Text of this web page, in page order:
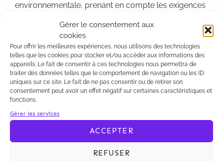
Gérer le consentement aux
cookies
Pour offrir les meilleures expériences, nous utilisons des technologies
telles que les cookies pour stocker et/ou accéder aux informations des
appareils. Le fait de consentir à ces technologies nous permettra de
traiter des données telles que le comportement de navigation ou les ID
uniques sur ce site. Le fait de ne pas consentir ou de retirer son
consentement peut avoir un effet négatif sur certaines caractéristiques et
fonctions.
Gérer les services
ACCEPTER
REFUSER
environnementale, prenant en compte les exigences
désormais plus en charge de l’évaluation au cas par
cas (C. envir., art. L122-1 II). Le V bis du même article
prévoit désormais que « l’autorité en charge de
l’examen au cas par cas et l’autorité
environnementale ne doivent pas se trouver dans
une position donnant lieu à un conflit d’intérêt ».
d’État pour désigner les entités qui incarneront
chacune de ces deux autorités, mais aussi combler
le vide juridique né de la jurisprudence du Conseil
d’Etat depuis près de deux ans quant à la "double